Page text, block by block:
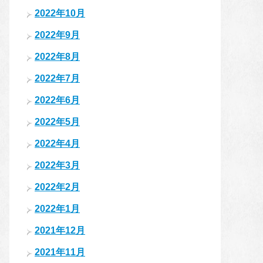
2022年10月
2022年9月
2022年8月
2022年7月
2022年6月
2022年5月
2022年4月
2022年3月
2022年2月
2022年1月
2021年12月
2021年11月